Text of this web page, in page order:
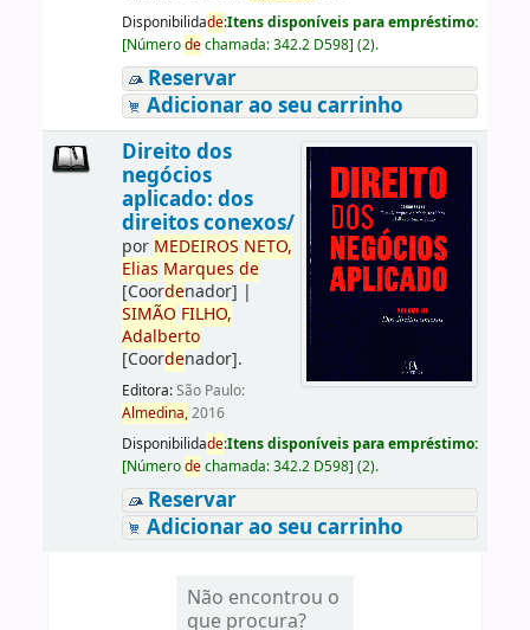
Disponibilidade:Itens disponíveis para empréstimo:
[Númerodechamada:342.2 D598] (2).
Reservar
Adicionar ao seu carrinho
Direito dos
negócios
aplicado: dos
direitos conexos/
por MEDEIROS NETO,
Elias Marques de
[Coordenador] |
SIMÃO FILHO,
Adalberto
[Coordenador].
Editora:São Paulo:
Almedina,2016
Disponibilidade:Itens disponíveis para empréstimo:
[Númerodechamada:342.2 D598] (2).
Reservar
Adicionar ao seu carrinho
Não encontrou o
que procura?